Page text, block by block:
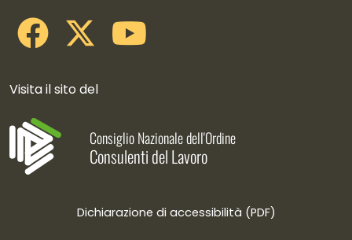
Visita il sito del
Consiglio Nazionale dell'Ordine
Consulenti del Lavoro
Dichiarazione di accessibilità (PDF)